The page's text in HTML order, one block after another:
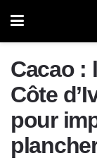
Cacao :
Côte
pour